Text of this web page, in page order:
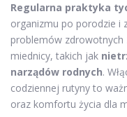
Regularna praktyka
organizmu po porodzie i
problemów zdrowotnych
miednicy, takich jak
narządów rodnych.
codziennej rutyny to
oraz komfortu życia dla